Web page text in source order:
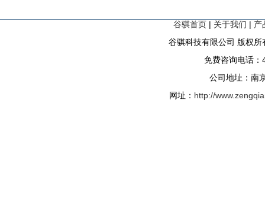
谷骐首页 | 关于我们 | 产
谷骐科技有限公司 版权
免费咨询电话：
公司地址：南
网址： http://